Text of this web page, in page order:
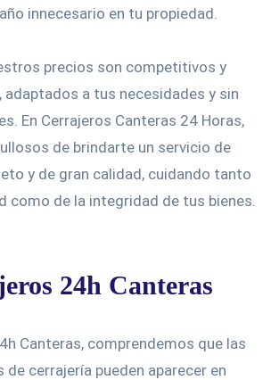
innecesario en tu propiedad.
precios son competitivos y
adaptados a tus necesidades y sin
En Cerrajeros Canteras 24 Horas,
de brindarte un servicio de
y de gran calidad, cuidando tanto
como de la integridad de tus bienes.
24h Canteras
Canteras, comprendemos que las
de cerrajería pueden aparecer en